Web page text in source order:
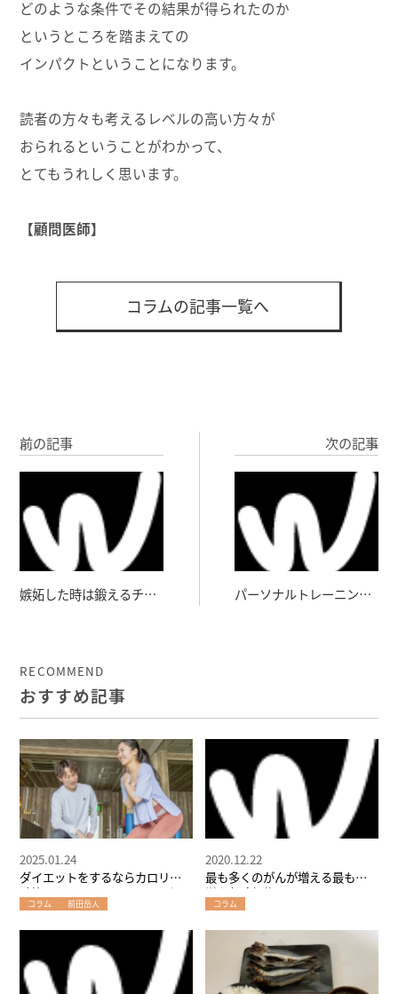
どのような条件でその結果が得られたのか
というところを踏まえての
インパクトということになります。
読者の方々も考えるレベルの高い方々が
おられるということがわかって、
とてもうれしく思います。
【顧問医師】
コラムの記事一覧へ
前の記事
嫉妬した時は鍛えるチャ
次の記事
パーソナルトレーニング
RECOMMEND
おすすめ記事
ダイエットをするならカロリー
計算をやめてみるとよい！～堀
江のパーソナルトレーナーが教
2025.01.24
コラム 前田岳人
最も多くのがんが増える最も簡
単な危険行為
2020.12.22
コラム